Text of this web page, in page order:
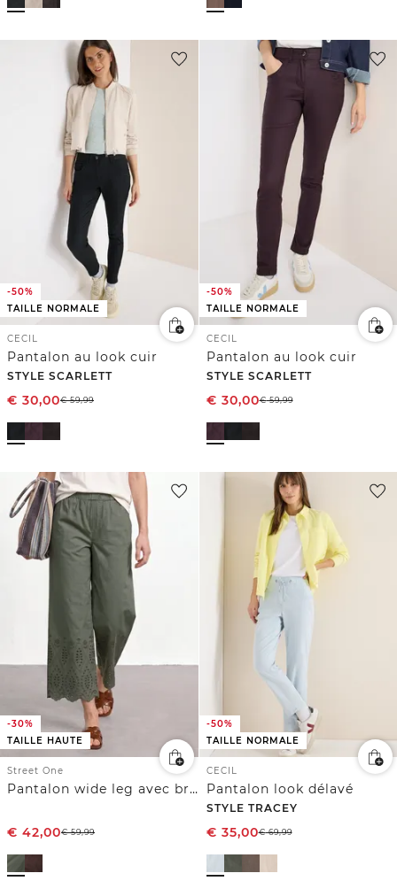
-50%
TAILLE NORMALE
CECIL
Pantalon au look cuir
STYLE SCARLETT
€ 30,00€59,99
-50%
TAILLE NORMALE
CECIL
Pantalon au look cuir
STYLE SCARLETT
€ 30,00€59,99
-30%
TAILLE HAUTE
Street One
Pantalon wide leg avec broderie anglaise
€ 42,00€59,99
-50%
TAILLE NORMALE
CECIL
Pantalon look délavé
STYLE TRACEY
€ 35,00€69,99